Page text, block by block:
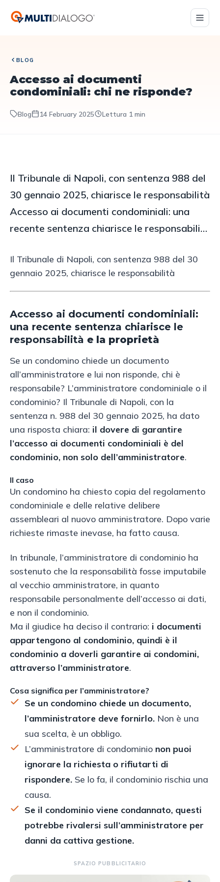
BLOG
Accesso ai documenti
condominiali: chi ne risponde?
Blog 14 February 2025 Lettura 1 min
Il Tribunale di Napoli, con sentenza 988 del
30 gennaio 2025, chiarisce le responsabilità
Accesso ai documenti condominiali: una
recente sentenza chiarisce le responsabili…
Il Tribunale di Napoli, con sentenza 988 del 30
gennaio 2025, chiarisce le responsabilità
Accesso ai documenti condominiali:
una recente sentenza chiarisce le
responsabilità e la proprietà
Se un condomino chiede un documento
all’amministratore e lui non risponde, chi è
responsabile? L’amministratore condominiale o il
condominio? Il Tribunale di Napoli, con la
sentenza n. 988 del 30 gennaio 2025, ha dato
una risposta chiara: il dovere di garantire
l’accesso ai documenti condominiali è del
condominio, non solo dell’amministratore.
Il caso
Un condomino ha chiesto copia del regolamento
condominiale e delle relative delibere
assembleari al nuovo amministratore. Dopo varie
richieste rimaste inevase, ha fatto causa.
In tribunale, l’amministratore di condominio ha
sostenuto che la responsabilità fosse imputabile
al vecchio amministratore, in quanto
responsabile personalmente dell’accesso ai dati,
e non il condominio.
Ma il giudice ha deciso il contrario: i documenti
appartengono al condominio, quindi è il
condominio a doverli garantire ai condomini,
attraverso l’amministratore.
Cosa significa per l’amministratore?
Se un condomino chiede un documento,
l’amministratore deve fornirlo. Non è una
sua scelta, è un obbligo.
L’amministratore di condominio non puoi
ignorare la richiesta o rifiutarti di
rispondere. Se lo fa, il condominio rischia una
causa.
Se il condominio viene condannato, questi
potrebbe rivalersi sull’amministratore per
danni da cattiva gestione.
SPAZIO PUBBLICITARIO